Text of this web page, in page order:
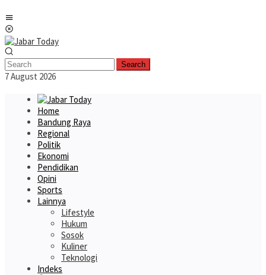
to
content
Search
7 August 2026
Home
Bandung Raya
Regional
Politik
Ekonomi
Pendidikan
Opini
Sports
Lainnya
Lifestyle
Hukum
Sosok
Kuliner
Teknologi
Indeks